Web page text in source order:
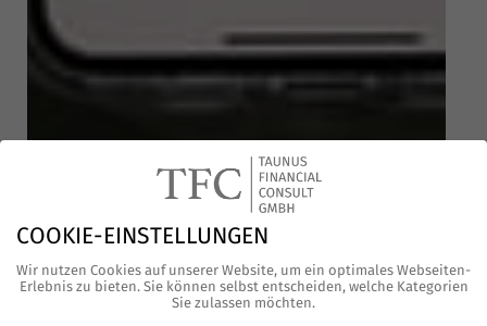
COOKIE-EINSTELLUNGEN
Wir nutzen Cookies auf unserer Website, um ein optimales Webseiten-
Erlebnis zu bieten. Sie können selbst entscheiden, welche Kategorien
Sie zulassen möchten.